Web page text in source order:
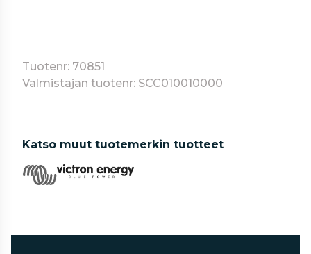
Tuotenr: 70851
Valmistajan tuotenr: SCC010010000
Katso muut tuotemerkin tuotteet